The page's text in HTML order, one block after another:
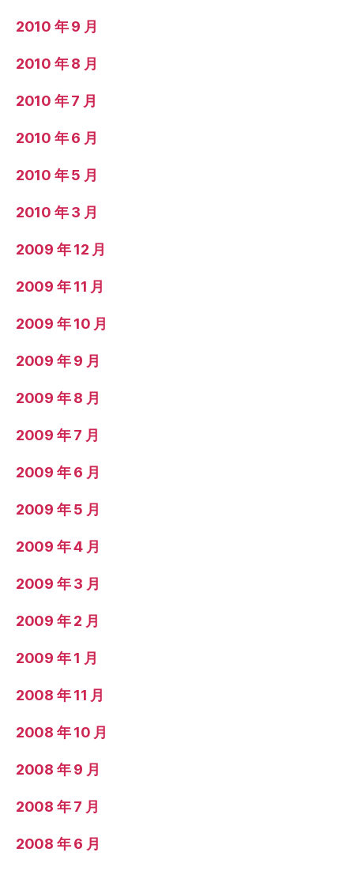
2010 年 9 月
2010 年 8 月
2010 年 7 月
2010 年 6 月
2010 年 5 月
2010 年 3 月
2009 年 12 月
2009 年 11 月
2009 年 10 月
2009 年 9 月
2009 年 8 月
2009 年 7 月
2009 年 6 月
2009 年 5 月
2009 年 4 月
2009 年 3 月
2009 年 2 月
2009 年 1 月
2008 年 11 月
2008 年 10 月
2008 年 9 月
2008 年 7 月
2008 年 6 月